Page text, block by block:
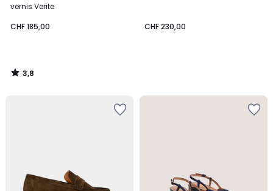
vernis Verite
CHF 185,00
3,8
/
CHF 230,00